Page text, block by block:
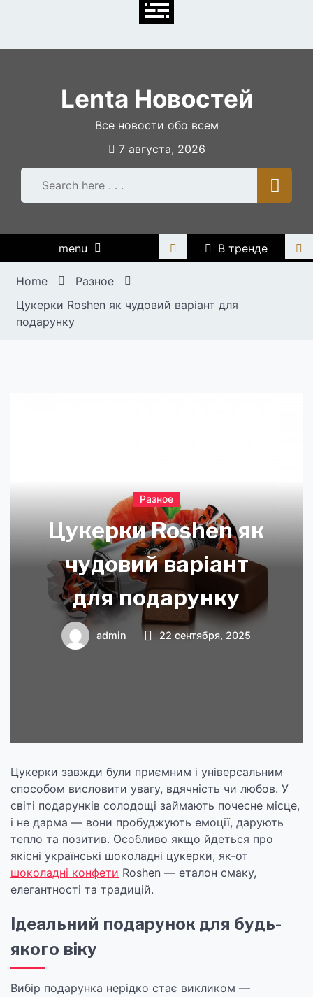
Lenta Новостей
Все новости обо всем
7 августа, 2026
menu В тренде
Home
Разное
Цукерки Roshen як чудовий варіант для
подарунку
Разное
Цукерки Roshen як
чудовий варіант
для подарунку
admin 22 сентября, 2025
Цукерки завжди були приємним і універсальним
способом висловити увагу, вдячність чи любов. У
світі подарунків солодощі займають почесне місце,
і не дарма — вони пробуджують емоції, дарують
тепло та позитив. Особливо якщо йдеться про
якісні українські шоколадні цукерки, як-от
шоколадні конфети Roshen — еталон смаку,
елегантності та традицій.
Ідеальний подарунок для будь-
якого віку
Вибір подарунка нерідко стає викликом —